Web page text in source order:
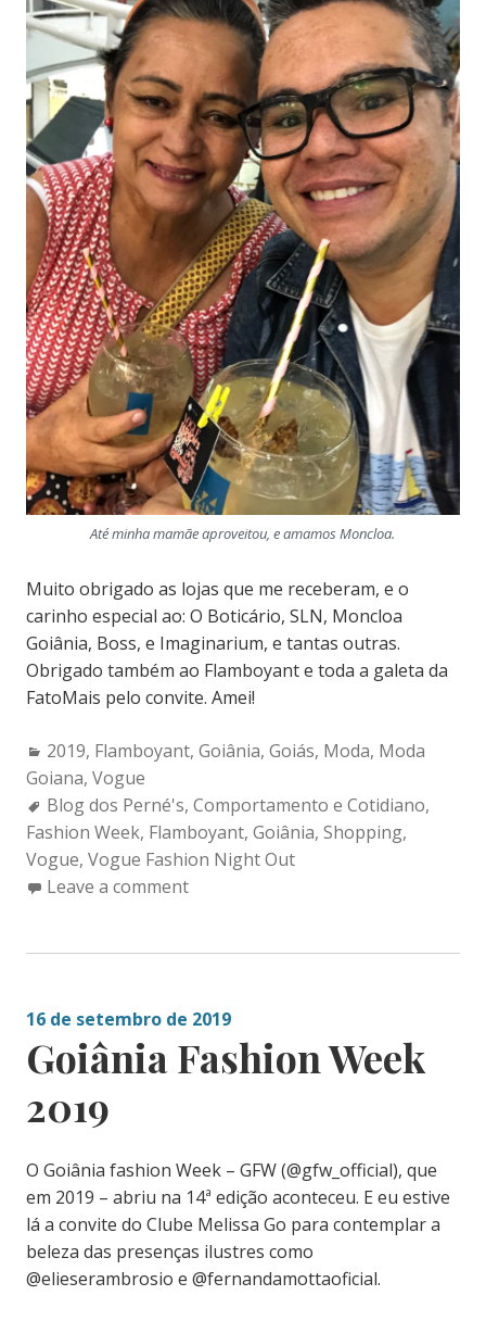
Até minha mamãe aproveitou, e amamos Moncloa.
Muito obrigado as lojas que me receberam, e o
carinho especial ao: O Boticário, SLN, Moncloa
Goiânia, Boss, e Imaginarium, e tantas outras.
Obrigado também ao Flamboyant e toda a galeta da
FatoMais pelo convite. Amei!
Categories:
2019, Flamboyant, Goiânia, Goiás, Moda, Moda
Goiana, Vogue
Tags:
Blog dos Perné's, Comportamento e Cotidiano,
Fashion Week, Flamboyant, Goiânia, Shopping,
Vogue, Vogue Fashion Night Out
Leave a comment
16 de setembro de 2019
Goiânia Fashion Week
2019
O Goiânia fashion Week – GFW (@gfw_official), que
em 2019 – abriu na 14ª edição aconteceu. E eu estive
lá a convite do Clube Melissa Go para contemplar a
beleza das presenças ilustres como
@elieserambrosio e @fernandamottaoficial.